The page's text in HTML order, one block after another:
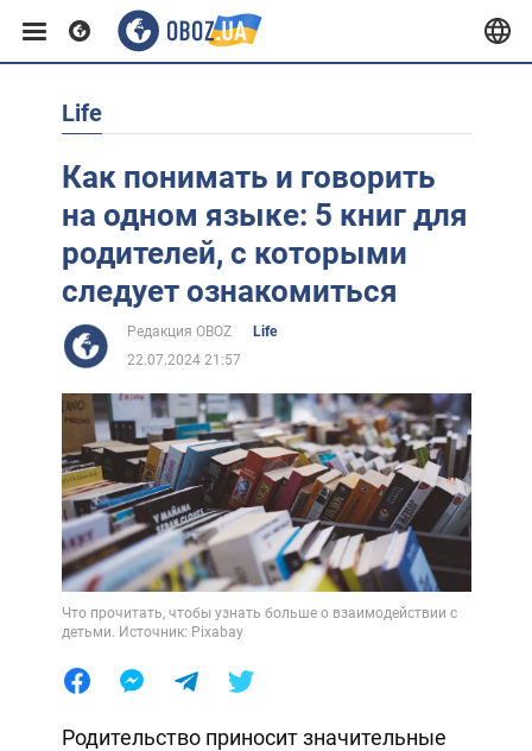
Европа
США
Азия
Африка
Жизнь
Лайфхаки
Life
Как понимать и говорить
на одном языке: 5 книг для
родителей, с которыми
следует ознакомиться
Редакция OBOZ
Life
22.07.2024 21:57
Что прочитать, чтобы узнать больше о взаимодействии с
детьми. Источник: Pixabay
Родительство приносит значительные